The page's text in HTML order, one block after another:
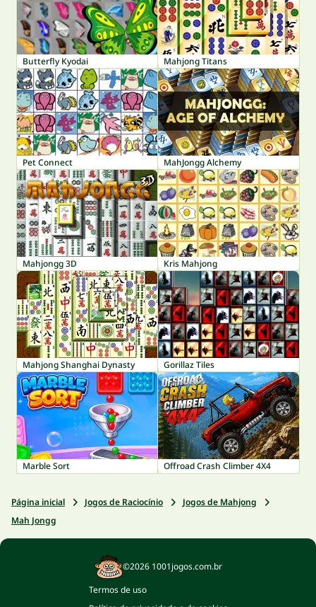
Butterfly Kyodai Mahjong Titans
Pet Connect MahJongg Alchemy
Mahjongg 3D Kris Mahjong
Mahjong Shanghai Dynasty Gorillaz Tiles
Marble Sort Offroad Crash Climber 4X4
Página inicial Jogos de Raciocínio
Jogos de Mahjong
Mah Jongg
©2026 1001jogos.com.br
Termos de uso